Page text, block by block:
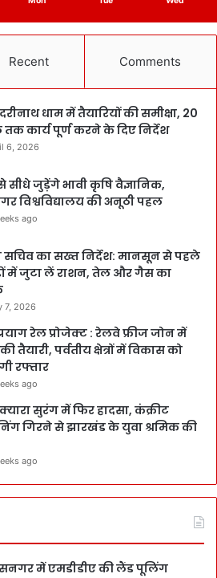
Recent Comments
धाम में तैयारियों की समीक्षा, 20
तक कार्य पूर्ण करने के दिए निर्देश
6, 2026
सीधे जुड़ेंगे भावी कृषि वैज्ञानिक,
विश्वविद्यालय की अनूठी पहल
ago
का सख्त निर्देश: मानसून से पहले
में जुटा लें राशन, तेल और गैस का
7, 2026
रेल प्रोजेक्ट : रेलवे फ्रीज जोन में
तैयारी, पर्वतीय क्षेत्रों में विकास को
रफ्तार
ago
सुरंग में फिर हादसा, कंक्रीट
गिरने से झारखंड के युवा श्रमिक की
ago
में एमडीडीए की लैंड पूलिंग